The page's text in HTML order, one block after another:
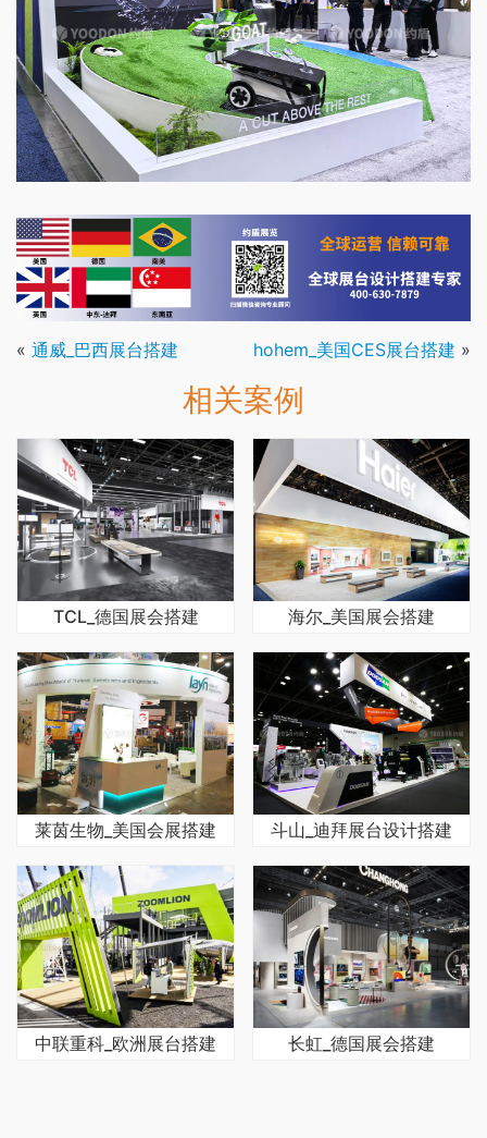
« 通威_巴西展台搭建 hohem_美国CES展台搭建 »
相关案例
TCL_德国展会搭建 海尔_美国展会搭建
莱茵生物_美国会展搭建 斗山_迪拜展台设计搭建
中联重科_欧洲展台搭建 长虹_德国展会搭建